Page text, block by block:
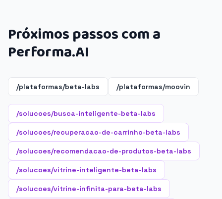
Próximos passos com a
Performa.AI
/plataformas/beta-labs /plataformas/moovin
/solucoes/busca-inteligente-beta-labs
/solucoes/recuperacao-de-carrinho-beta-labs
/solucoes/recomendacao-de-produtos-beta-labs
/solucoes/vitrine-inteligente-beta-labs
/solucoes/vitrine-infinita-para-beta-labs